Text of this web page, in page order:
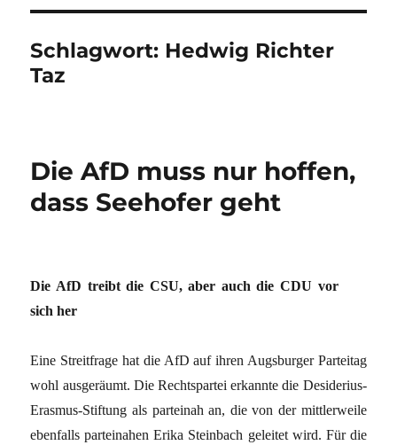
Schlagwort: Hedwig Richter
Taz
Die AfD muss nur hoffen,
dass Seehofer geht
Die AfD treibt die CSU, aber auch die CDU vor
sich her
Eine Streitfrage hat die AfD auf ihren Augsburger Parteitag
wohl ausgeräumt. Die Rechtspartei erkannte die Desiderius-
Erasmus-Stiftung als parteinah an, die von der mittlerweile
ebenfalls parteinahen Erika Steinbach geleitet wird. Für die